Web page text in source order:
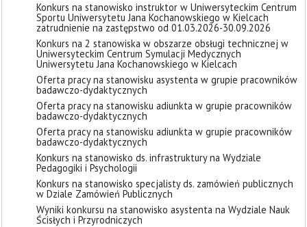
Konkurs na stanowisko instruktor w Uniwersyteckim Centrum
Sportu Uniwersytetu Jana Kochanowskiego w Kielcach
zatrudnienie na zastępstwo od 01.03.2026-30.09.2026
Konkurs na 2 stanowiska w obszarze obsługi technicznej w
Uniwersyteckim Centrum Symulacji Medycznych
Uniwersytetu Jana Kochanowskiego w Kielcach
Oferta pracy na stanowisku asystenta w grupie pracowników
badawczo-dydaktycznych
Oferta pracy na stanowisku adiunkta w grupie pracowników
badawczo-dydaktycznych
Oferta pracy na stanowisku adiunkta w grupie pracowników
badawczo-dydaktycznych
Konkurs na stanowisko ds. infrastruktury na Wydziale
Pedagogiki i Psychologii
Konkurs na stanowisko specjalisty ds. zamówień publicznych
w Dziale Zamówień Publicznych
Wyniki konkursu na stanowisko asystenta na Wydziale Nauk
Ścisłych i Przyrodniczych